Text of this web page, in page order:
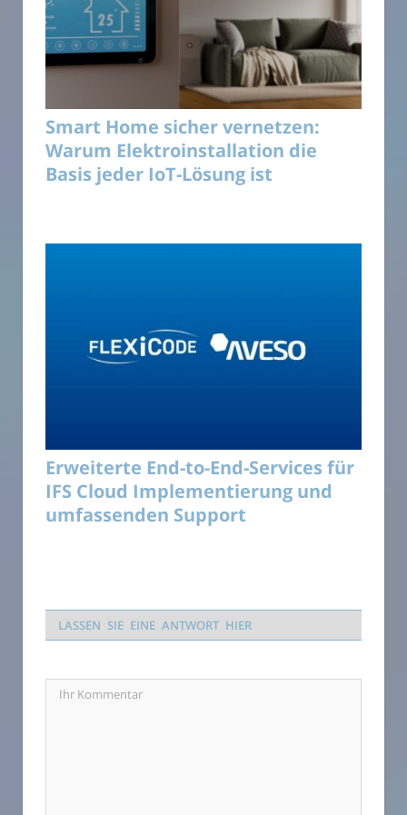
Smart Home sicher vernetzen:
Warum Elektroinstallation die
Basis jeder IoT-Lösung ist
Erweiterte End-to-End-Services für
IFS Cloud Implementierung und
umfassenden Support
LASSEN SIE EINE ANTWORT HIER